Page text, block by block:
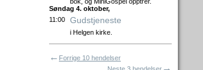
Søndag 4. oktober,
11:00
Gudstjeneste
i Helgen kirke.
← Forrige 10 hendelser
→